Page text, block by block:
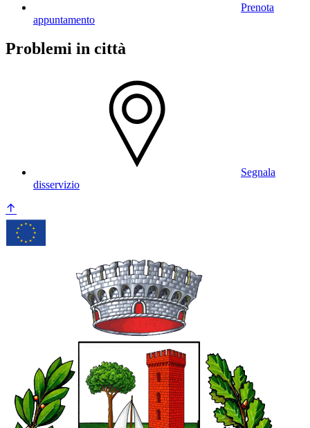
Prenota
appuntamento
Problemi in città
Segnala
disservizio